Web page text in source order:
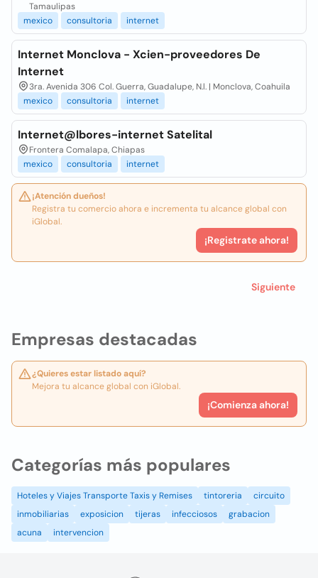
Empresas destacadas
¿Quieres estar listado aquí?
Mejora tu alcance global con iGlobal.
¡Comienza ahora!
Tamaulipas
mexico
consultoria internet
Internet Monclova - Xcien-proveedores De
Internet
3ra. Avenida 306 Col. Guerra, Guadalupe, N.l. | Monclova, Coahuila
mexico
consultoria internet
Internet@lbores-internet Satelital
Frontera Comalapa, Chiapas
mexico
consultoria internet
¡Atención dueños!
Registra tu comercio ahora e incrementa tu alcance global con
iGlobal.
¡Registrate ahora!
Siguiente
Categorías más populares
Hoteles y Viajes Transporte Taxis y Remises tintoreria
circuito
inmobiliarias
exposicion tijeras infecciosos
grabacion
acuna
intervencion